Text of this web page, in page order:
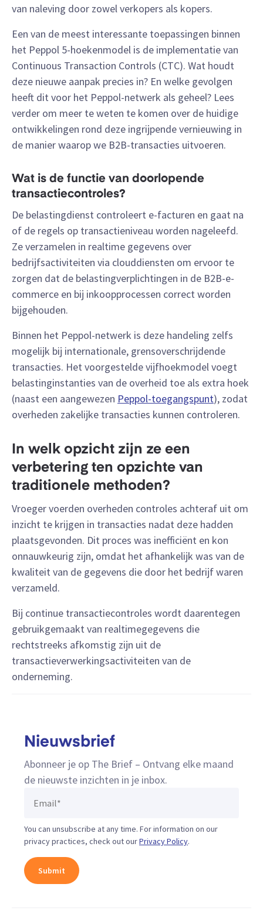
van naleving door zowel verkopers als kopers.
Een van de meest interessante toepassingen binnen
het Peppol 5-hoekenmodel is de implementatie van
Continuous Transaction Controls (CTC). Wat houdt
deze nieuwe aanpak precies in? En welke gevolgen
heeft dit voor het Peppol-netwerk als geheel? Lees
verder om meer te weten te komen over de huidige
ontwikkelingen rond deze ingrijpende vernieuwing in
de manier waarop we B2B-transacties uitvoeren.
Wat is de functie van doorlopende
transactiecontroles?
De belastingdienst controleert e-facturen en gaat na
of de regels op transactieniveau worden nageleefd.
Ze verzamelen in realtime gegevens over
bedrijfsactiviteiten via clouddiensten om ervoor te
zorgen dat de belastingverplichtingen in de B2B-e-
commerce en bij inkoopprocessen correct worden
bijgehouden.
Binnen het Peppol-netwerk is deze handeling zelfs
mogelijk bij internationale, grensoverschrijdende
transacties. Het voorgestelde vijfhoekmodel voegt
belastinginstanties van de overheid toe als extra hoek
(naast een aangewezen Peppol-toegangspunt), zodat
overheden zakelijke transacties kunnen controleren.
In welk opzicht zijn ze een
verbetering ten opzichte van
traditionele methoden?
Vroeger voerden overheden controles achteraf uit om
inzicht te krijgen in transacties nadat deze hadden
plaatsgevonden. Dit proces was inefficiënt en kon
onnauwkeurig zijn, omdat het afhankelijk was van de
kwaliteit van de gegevens die door het bedrijf waren
verzameld.
Bij continue transactiecontroles wordt daarentegen
gebruikgemaakt van realtimegegevens die
rechtstreeks afkomstig zijn uit de
transactieverwerkingsactiviteiten van de
onderneming.
Nieuwsbrief
Abonneer je op The Brief – Ontvang elke maand
de nieuwste inzichten in je inbox.
You can unsubscribe at any time. For information on our
privacy practices, check out ourPrivacy Policy.